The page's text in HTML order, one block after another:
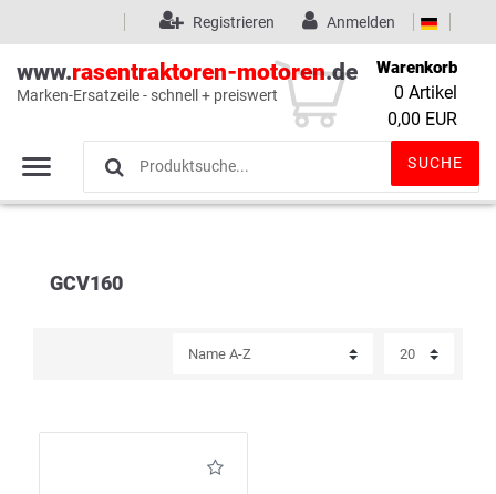
Wunschliste (0)
Anmelden
Registrieren
www.rasentraktoren-motoren.de
Marken-Ersatzeile - schnell + preiswert
SUCHE
Warenkorb
0 Artikel
0,00 EUR
GCV160